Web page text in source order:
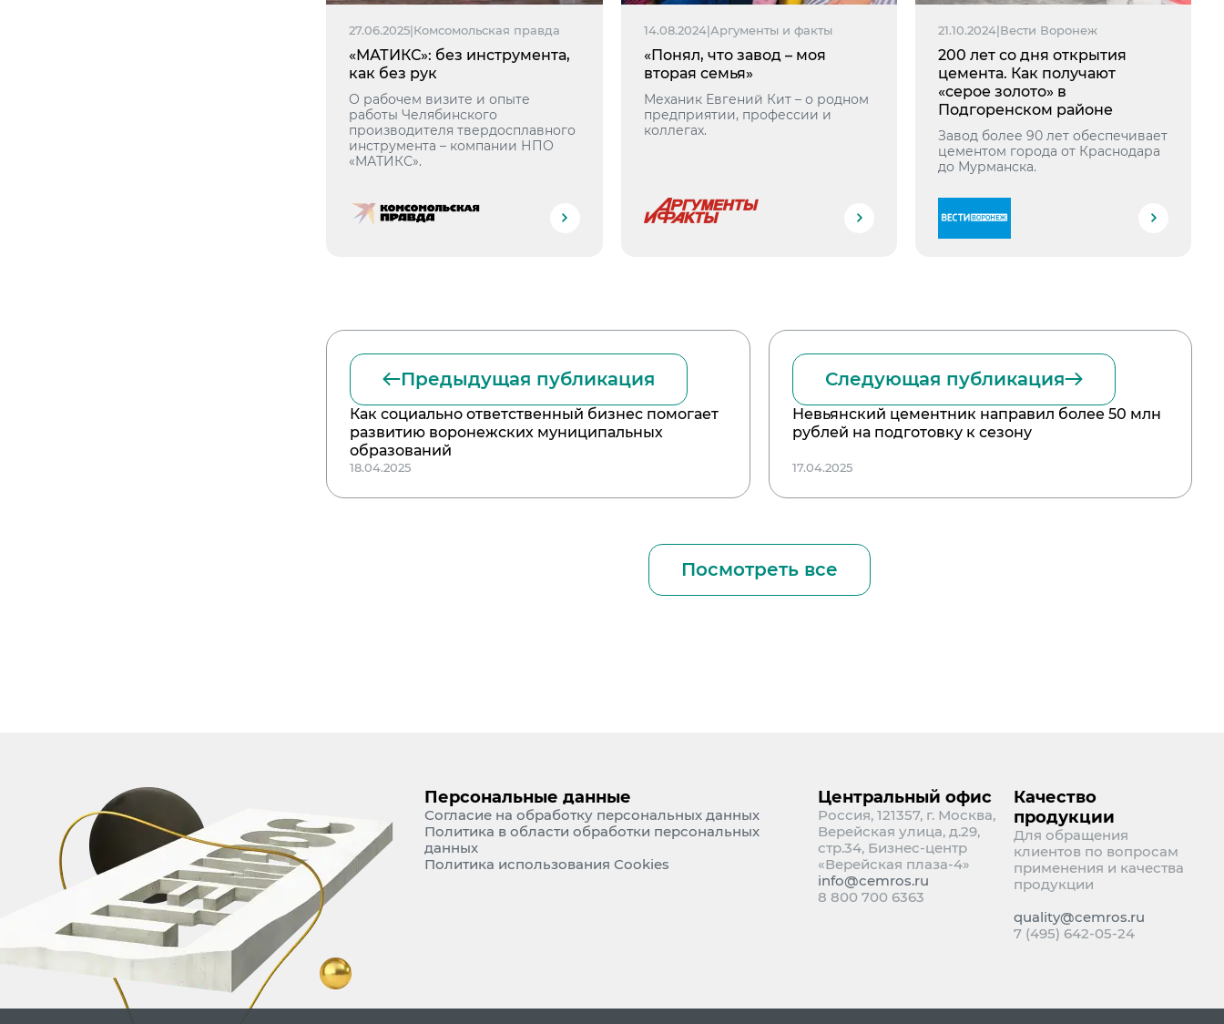
27.06.2025|Комсомольская правда
«МАТИКС»: без инструмента,
как без рук
О рабочем визите и опыте
работы Челябинского
производителя твердосплавного
инструмента – компании НПО
«МАТИКС».
14.08.2024|Аргументы и факты
«Понял, что завод – моя
вторая семья»
Механик Евгений Кит – о родном
предприятии, профессии и
коллегах.
21.10.2024|Вести Воронеж
200 лет со дня открытия
цемента. Как получают
«серое золото» в
Подгоренском районе
Завод более 90 лет обеспечивает
цементом города от Краснодара
до Мурманска.
Предыдущая публикация
Как социально ответственный бизнес помогает
развитию воронежских муниципальных
образований
18.04.2025
Следующая публикация
Невьянский цементник направил более 50 млн
рублей на подготовку к сезону
17.04.2025
Посмотреть все
Персональные данные
Согласие на обработку персональных данных
Политика в области обработки персональных
данных
Политика использования Cookies
Центральный офис
Россия, 121357, г. Москва,
Верейская улица, д.29,
стр.34, Бизнес-центр
«Верейская плаза-4»
info@cemros.ru
8 800 700 6363
Качество
продукции
Для обращения
клиентов по вопросам
применения и качества
продукции
quality@cemros.ru
7 (495) 642-05-24